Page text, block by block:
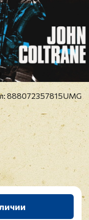
888072357815UMG